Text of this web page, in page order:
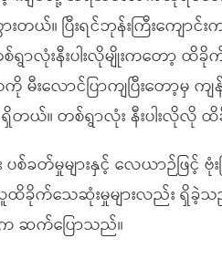
တယ်။ ပြီးရင်ဘုန်းကြီးကျော
လုံးနီးပါးလိုမျိုးကတော့ ထိခို
မီးလောင်ပြာကျပြီးတော့
တယ်။ တစ်ရွာလုံး နီးပါးလို
တ်မှုများနှင့် လေယာဉ်ဖြင့်
ထိခိုက်သေဆုံးမှုများလည်း
ဆက်ပြောသည်။